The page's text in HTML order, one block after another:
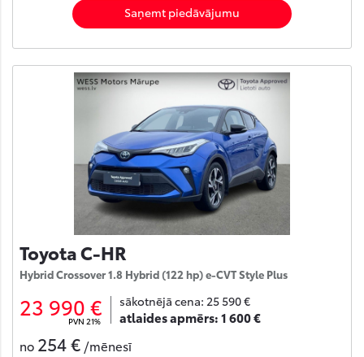
Saņemt piedāvājumu
Toyota C-HR
Hybrid Crossover 1.8 Hybrid (122 hp) e-CVT Style Plus
23 990 €
PVN 21%
sākotnējā cena: 25 590 €
atlaides apmērs:1 600 €
no 254 € /mēnesī